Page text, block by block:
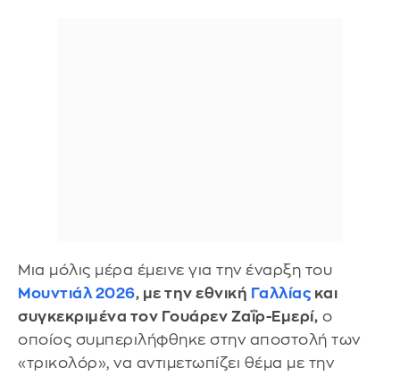
Μια μόλις μέρα έμεινε για την έναρξη του
Μουντιάλ 2026, με την εθνική Γαλλίας και
συγκεκριμένα τον Γουάρεν Ζαΐρ-Εμερί, ο
οποίος συμπεριλήφθηκε στην αποστολή των
«τρικολόρ», να αντιμετωπίζει θέμα με την